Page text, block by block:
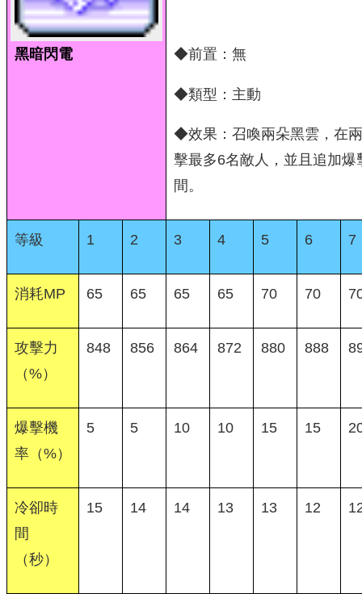
黑暗閃電 ◆前置：無
◆類型：主動
◆效果：召喚兩朵黑雲，在
擊最多6名敵人，並且追加
間。
等級 1 2 3 4 5 6 7
消耗MP 65 65 65 65 70 70
攻擊力
（%）
848 856 864 872 880 888
爆擊機
率（%）
5 5 10 10 15 15
冷卻時
間
（秒）
15 14 14 13 13 12